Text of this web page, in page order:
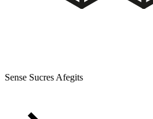
Sense Sucres Afegits